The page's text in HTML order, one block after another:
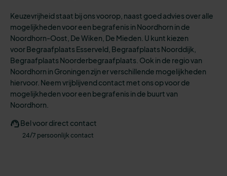
Keuzevrijheid staat bij ons voorop, naast goed advies over alle
mogelijkhedenvoor een begrafenisin Noordhorn in de
Noordhorn-Oost, De Wiken, De Mieden. U kunt kiezen
voorBegraafplaats Esserveld, Begraafplaats Noorddijk,
Begraafplaats Noorderbegraafplaats. Ook in de regio van
Noordhorn in Groningen zijn er verschillende mogelijkheden
hiervoor. Neem vrijblijvend contact met ons op voor de
mogelijkheden voor een begrafenis in de buurt van
Noordhorn.
Bel voor direct contact
24/7 persoonlijk contact